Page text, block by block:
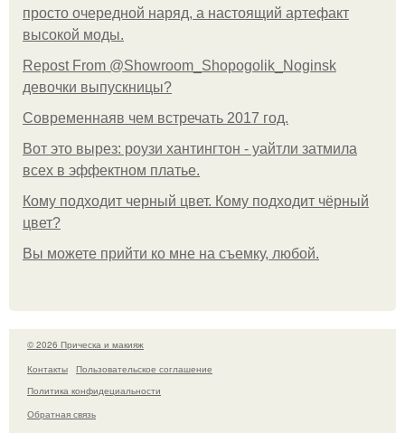
просто очередной наряд, а настоящий артефакт
высокой моды.
Repost From @Showroom_Shopogolik_Noginsk
девочки выпускницы?
Современнаяв чем встречать 2017 год.
Вот это вырез: роузи хантингтон - уайтли затмила
всех в эффектном платьe.
Кому подходит черный цвет. Кому подходит чёрный
цвет?
Вы можете прийти ко мне на съемку, любой.
© 2026 Прическа и макияж
Контакты
Пользовательское соглашение
Политика конфидециальности
Обратная связь